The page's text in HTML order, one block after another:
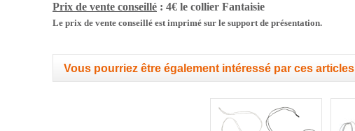
Prix de vente conseillé : 4€ le collier Fantaisie
Le prix de vente conseillé est imprimé sur le support de présentation.
Vous pourriez être également intéressé par ces articles